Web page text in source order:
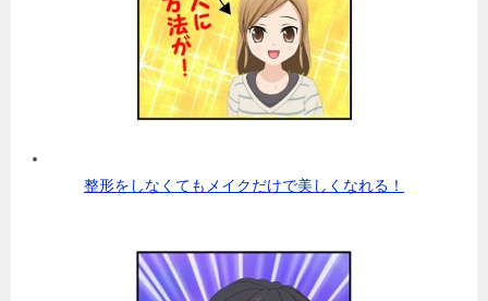
整形をしなくてもメイクだけで美しくなれる！